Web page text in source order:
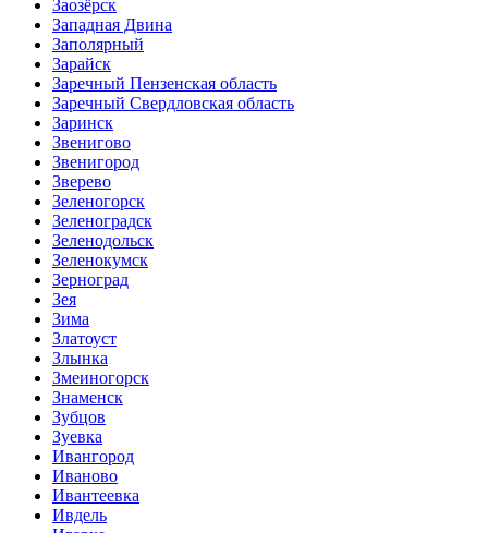
Заозёрск
Западная Двина
Заполярный
Зарайск
Заречный Пензенская область
Заречный Свердловская область
Заринск
Звенигово
Звенигород
Зверево
Зеленогорск
Зеленоградск
Зеленодольск
Зеленокумск
Зерноград
Зея
Зима
Златоуст
Злынка
Змеиногорск
Знаменск
Зубцов
Зуевка
Ивангород
Иваново
Ивантеевка
Ивдель